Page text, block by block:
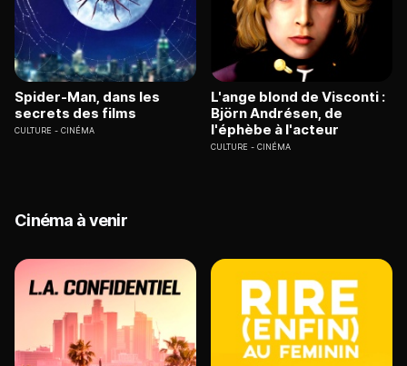
Spider-Man, dans les
secrets des films
CULTURE CINÉMA
L'ange blond de Visconti :
Björn Andrésen, de
l'éphèbe à l'acteur
CULTURE CINÉMA
Cinéma à venir